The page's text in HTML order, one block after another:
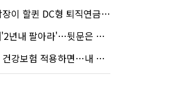
퀸 DC형 퇴직연금…전문가 조언은
내 팔아라'…뒷문은 열었다
험 적용하면…내 간병보험은?